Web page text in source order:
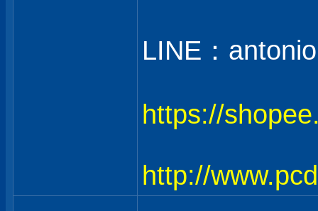
LINE：
https://
http://